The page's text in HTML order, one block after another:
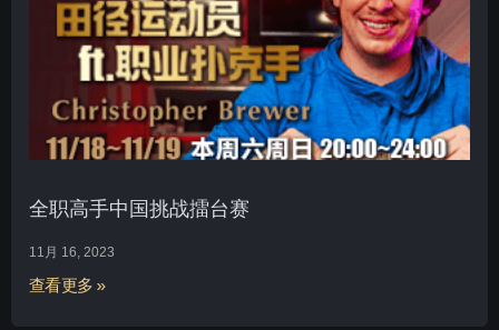
全职高手中国挑战擂台赛
11月 16, 2023
查看更多 »